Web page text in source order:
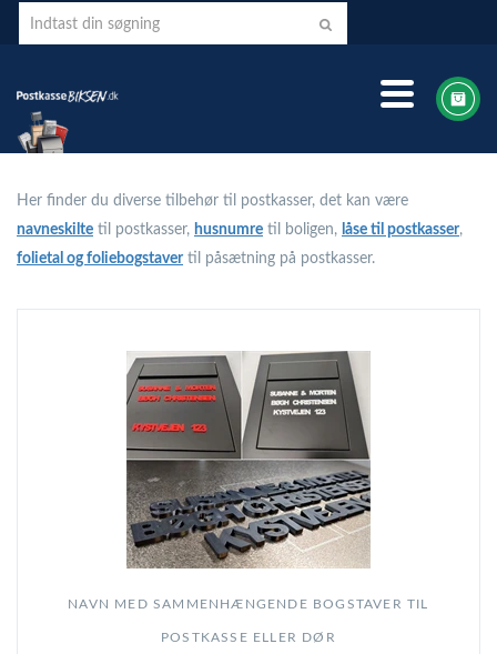
Her finder du diverse tilbehør til postkasser, det kan være
navneskilte til postkasser, husnumre til boligen, låse til postkasser,
folietal og foliebogstavertil påsætning på postkasser.
NAVN MED SAMMENHÆNGENDE BOGSTAVER TIL
POSTKASSE ELLER DØR